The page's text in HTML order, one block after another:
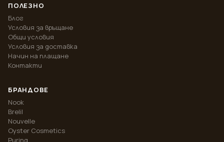
ПОЛЕЗНО
Блог
Условия за връщане
Общи условия
Условия за доставка
Начин на плащане
Контакти
БРАНДОВЕ
Nook
Brelil
Nouvelle
Oyster Cosmetics
Puring